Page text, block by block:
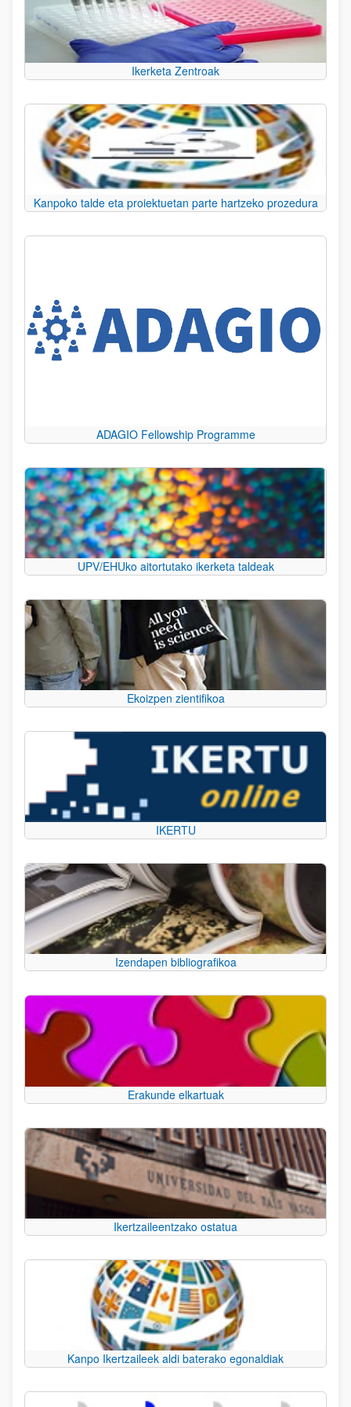
Ikerketa Zentroak
Kanpoko talde eta proiektuetan parte hartzeko prozedura
ADAGIO Fellowship Programme
UPV/EHUko aitortutako ikerketa taldeak
Ekoizpen zientifikoa
IKERTU
Izendapen bibliografikoa
Erakunde elkartuak
Ikertzaileentzako ostatua
Kanpo Ikertzaileek aldi baterako egonaldiak